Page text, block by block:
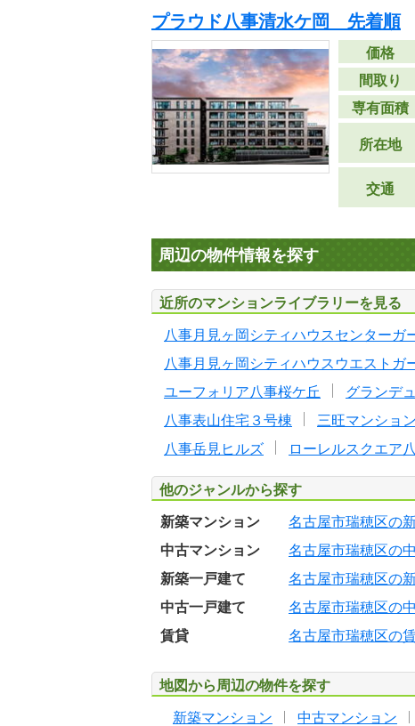
プラウド八事清水ケ岡 先着順
価格
間取り
専有面積
所在地
交通
周辺の物件情報を探す
近所のマンションライブラリーを見る
八事月見ヶ岡シティハウスセンターガ
八事月見ヶ岡シティハウスウエストガ
ユーフォリア八事桜ケ丘
グランデ
八事表山住宅３号棟
三旺マンショ
八事岳見ヒルズ
ローレルスクエア
他のジャンルから探す
新築マンション 名古屋市瑞穂区の
中古マンション
名古屋市瑞穂区の
新築一戸建て
名古屋市瑞穂区の
中古一戸建て
名古屋市瑞穂区の
賃貸
名古屋市瑞穂区の
地図から周辺の物件を探す
新築マンション 中古マンション